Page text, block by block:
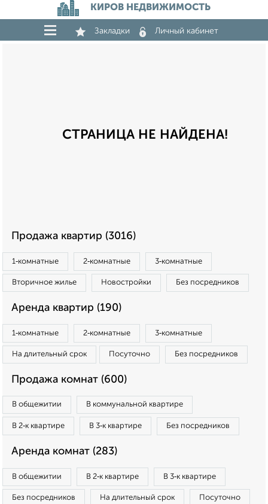
КИРОВ НЕДВИЖИМОСТЬ
Закладки Личный кабинет
СТРАНИЦА НЕ НАЙДЕНА!
Продажа квартир (3016)
1‑комнатные 2‑комнатные 3‑комнатные
Вторичное жилье Новостройки Без посредников
Аренда квартир (190)
1‑комнатные 2‑комнатные 3‑комнатные
На длительный срок Посуточно Без посредников
Продажа комнат (600)
В общежитии В коммунальной квартире
В 2‑к квартире В 3‑к квартире Без посредников
Аренда комнат (283)
В общежитии В 2‑к квартире В 3‑к квартире
Без посредников На длительный срок Посуточно